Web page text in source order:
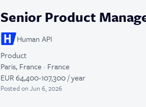
Senior Product
Human API
Product
Paris, France · France
EUR 64,400-107,300 / year
Postedon Jun 6, 2026